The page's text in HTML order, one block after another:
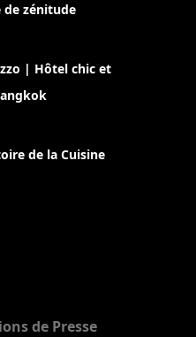
de zénitude
| Hôtel chic et
de la Cuisine
de Presse